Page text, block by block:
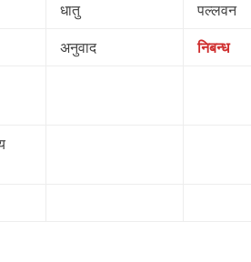
धातु पल्लवन
अनुवाद निबन्ध